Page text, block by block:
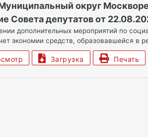
округ
Совета депутатов от
дополнительных мероприятий по
экономии средств, образовавшейся в
Загрузка Печать